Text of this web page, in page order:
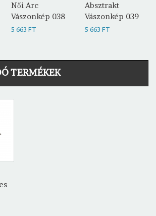
Női Arc
Vászonkép 038
5 663 FT
Absztrakt
Vászonkép 039
5 663 FT
TERMÉKEK